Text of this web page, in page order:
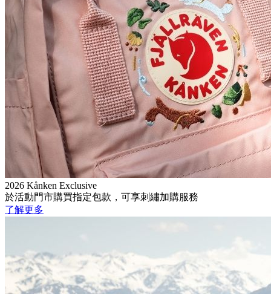
2026 Kånken Exclusive
於活動門市購買指定包款，可享刺繡加購服務
了解更多